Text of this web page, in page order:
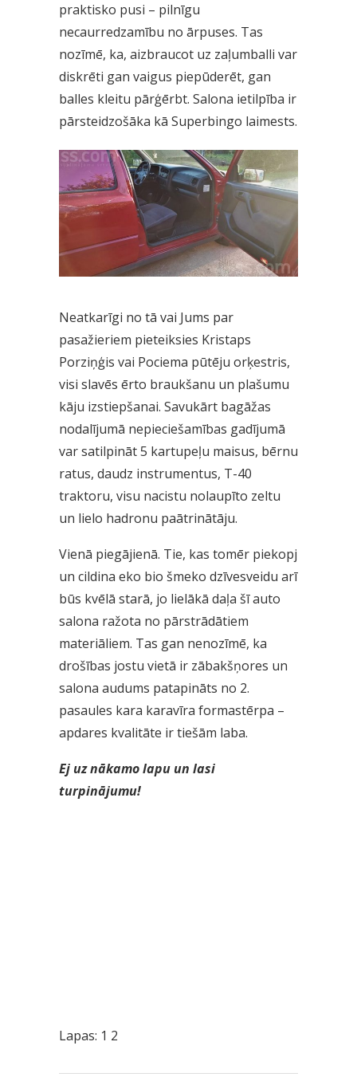
praktisko pusi – pilnīgu
necaurredzamību no ārpuses. Tas
nozīmē, ka, aizbraucot uz zaļumballi var
diskrēti gan vaigus piepūderēt, gan
balles kleitu pārģērbt. Salona ietilpība ir
pārsteidzošāka kā Superbingo laimests.
Neatkarīgi no tā vai Jums par
pasažieriem pieteiksies Kristaps
Porziņģis vai Pociema pūtēju orķestris,
visi slavēs ērto braukšanu un plašumu
kāju izstiepšanai. Savukārt bagāžas
nodalījumā nepieciešamības gadījumā
var satilpināt 5 kartupeļu maisus, bērnu
ratus, daudz instrumentus, T-40
traktoru, visu nacistu nolaupīto zeltu
un lielo hadronu paātrinātāju.
Vienā piegājienā. Tie, kas tomēr piekopj
un cildina eko bio šmeko dzīvesveidu arī
būs kvēlā starā, jo lielākā daļa šī auto
salona ražota no pārstrādātiem
materiāliem. Tas gan nenozīmē, ka
drošības jostu vietā ir zābakšņores un
salona audums patapināts no 2.
pasaules kara karavīra formastērpa –
apdares kvalitāte ir tiešām laba.
Ej uz nākamo lapu un lasi
turpinājumu!
Lapas: 1 2